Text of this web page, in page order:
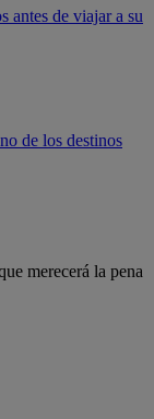
antes de viajar a su
de los destinos
merecerá la pena